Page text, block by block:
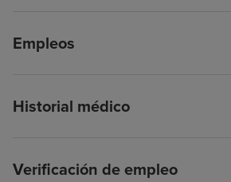
Empleos
Historial médico
Verificación de empleo